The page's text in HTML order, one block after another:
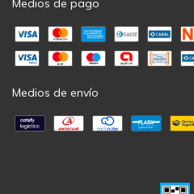
Medios de envío